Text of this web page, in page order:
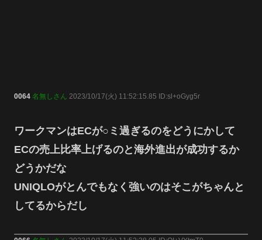
0064 名無しさん 2023/10/17(火) 11:52:15.85 ID:sl+oGyg5r
ワークマンはECが○ミ過ぎるのをどうにかして
ECの売上比率上げるのと海外進出が成功するか
どうかだな
UNIQLOがとんでもなく強いのはそこがちゃんと
してるからだし